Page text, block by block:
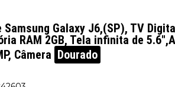
Samsung Galaxy J6,(SP), TV
RAM 2GB, Tela infinita de
Câmera Dourado